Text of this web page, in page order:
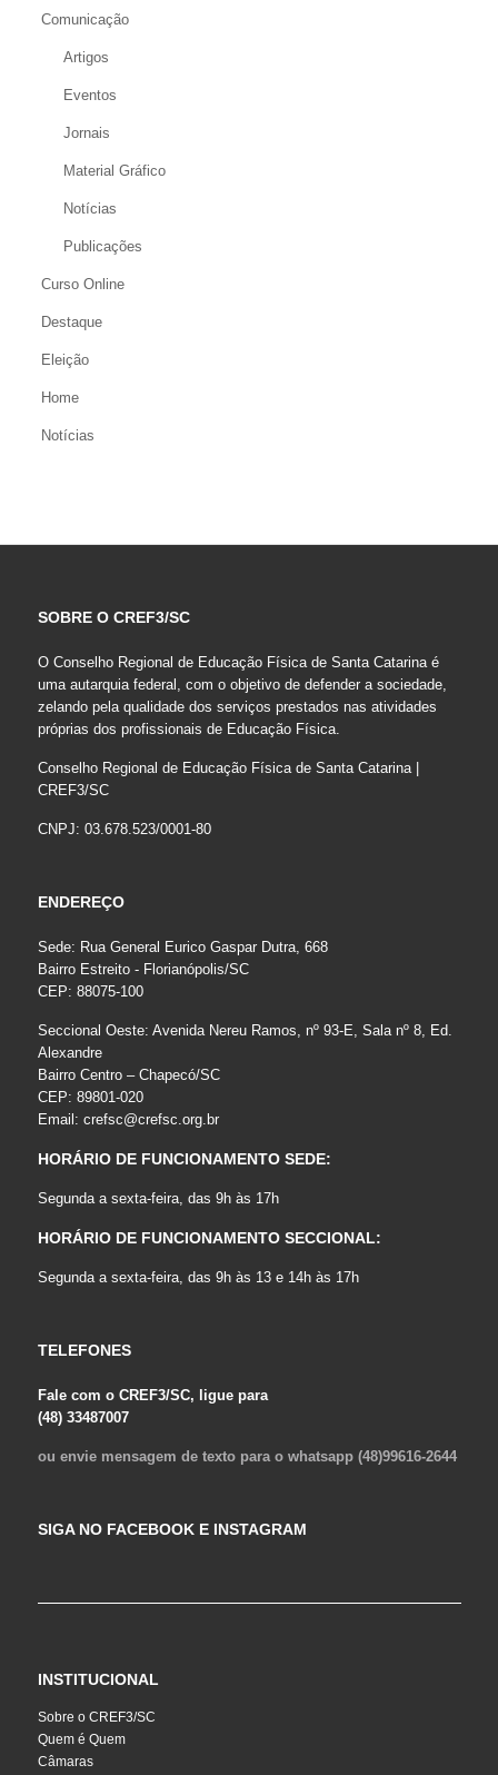
Comunicação
Artigos
Eventos
Jornais
Material Gráfico
Notícias
Publicações
Curso Online
Destaque
Eleição
Home
Notícias
SOBRE O CREF3/SC
O Conselho Regional de Educação Física de Santa Catarina é
uma autarquia federal, com o objetivo de defender a sociedade,
zelando pela qualidade dos serviços prestados nas atividades
próprias dos profissionais de Educação Física.
Conselho Regional de Educação Física de Santa Catarina |
CREF3/SC
CNPJ: 03.678.523/0001-80
ENDEREÇO
Sede: Rua General Eurico Gaspar Dutra, 668
Bairro Estreito - Florianópolis/SC
CEP: 88075-100
Seccional Oeste: Avenida Nereu Ramos, nº 93-E, Sala nº 8, Ed.
Alexandre
Bairro Centro – Chapecó/SC
CEP: 89801-020
Email: crefsc@crefsc.org.br
HORÁRIO DE FUNCIONAMENTO SEDE:
Segunda a sexta-feira, das 9h às 17h
HORÁRIO DE FUNCIONAMENTO SECCIONAL:
Segunda a sexta-feira, das 9h às 13 e 14h às 17h
TELEFONES
Fale com o CREF3/SC, ligue para
(48) 33487007
ou envie mensagem de texto para o whatsapp (48)99616-2644
SIGA NO FACEBOOK E INSTAGRAM
INSTITUCIONAL
Sobre o CREF3/SC
Quem é Quem
Câmaras